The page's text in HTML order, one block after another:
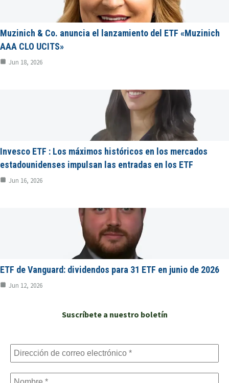
Muzinich & Co. anuncia el lanzamiento del ETF «Muzinich
AAA CLO UCITS»
Jun 18, 2026
Invesco ETF : Los máximos históricos en los mercados
estadounidenses impulsan las entradas en los ETF
Jun 16, 2026
ETF de Vanguard: dividendos para 31 ETF en junio de 2026
Jun 12, 2026
Suscríbete a nuestro boletín